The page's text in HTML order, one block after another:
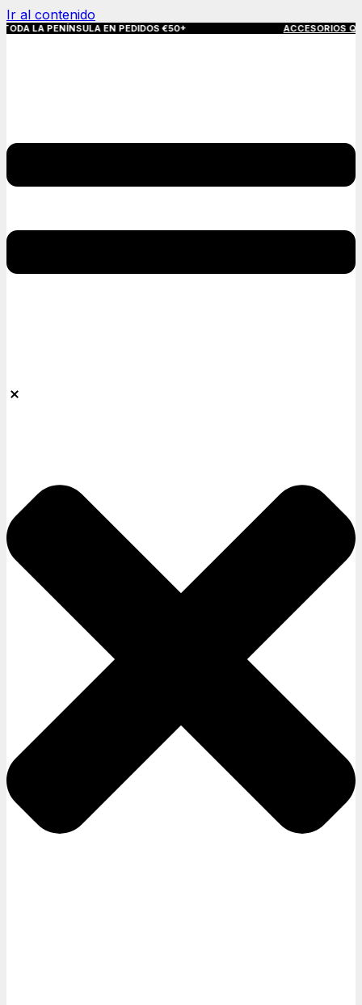
Ir al contenido
EN PEDIDOS €50+ ACCESORIOS QUE